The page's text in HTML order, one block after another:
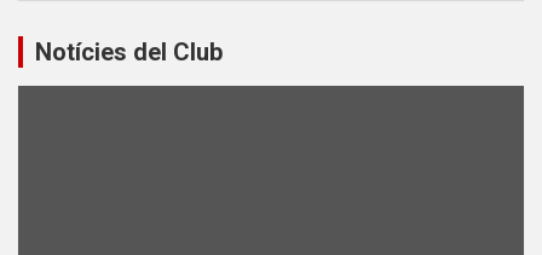
Notícies del Club